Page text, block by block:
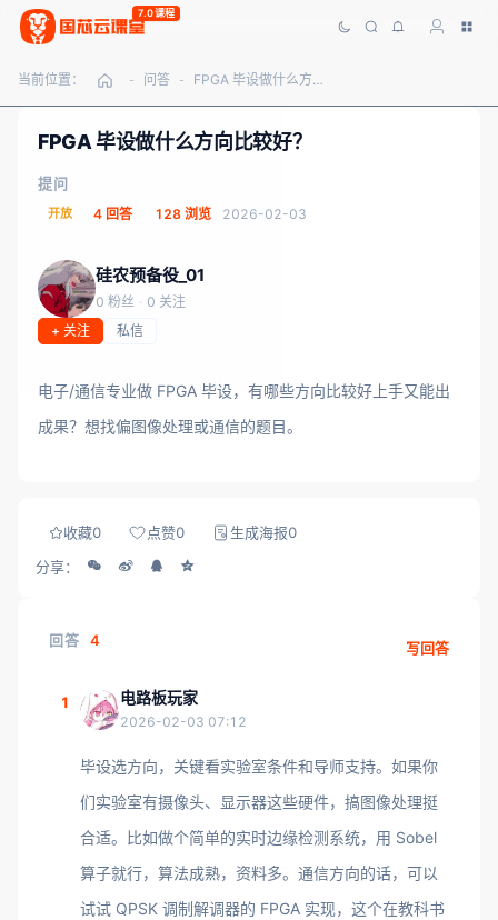
7.0课程
当前位置： - 问答 - FPGA 毕设做什么方向比较好？
FPGA 毕设做什么方向比较好？
提问
开放 4 回答 128 浏览 2026-02-03
硅农预备役_01
0 粉丝 · 0 关注
+ 关注
私信
电子/通信专业做 FPGA 毕设，有哪些方向比较好上手又能出
成果？想找偏图像处理或通信的题目。
收藏0 点赞0 生成海报0
分享：
回答 4 写回答
1 电路板玩家
2026-02-03 07:12
毕设选方向，关键看实验室条件和导师支持。如果你
们实验室有摄像头、显示器这些硬件，搞图像处理挺
合适。比如做个简单的实时边缘检测系统，用 Sobel
算子就行，算法成熟，资料多。通信方向的话，可以
试试 QPSK 调制解调器的 FPGA 实现，这个在教科书